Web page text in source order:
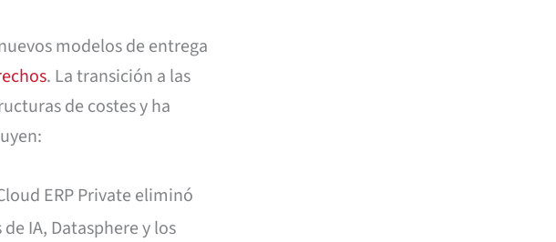
modelos de entrega
. La transición a las
de costes y ha
ERP Private eliminó
IA, Datasphere y los